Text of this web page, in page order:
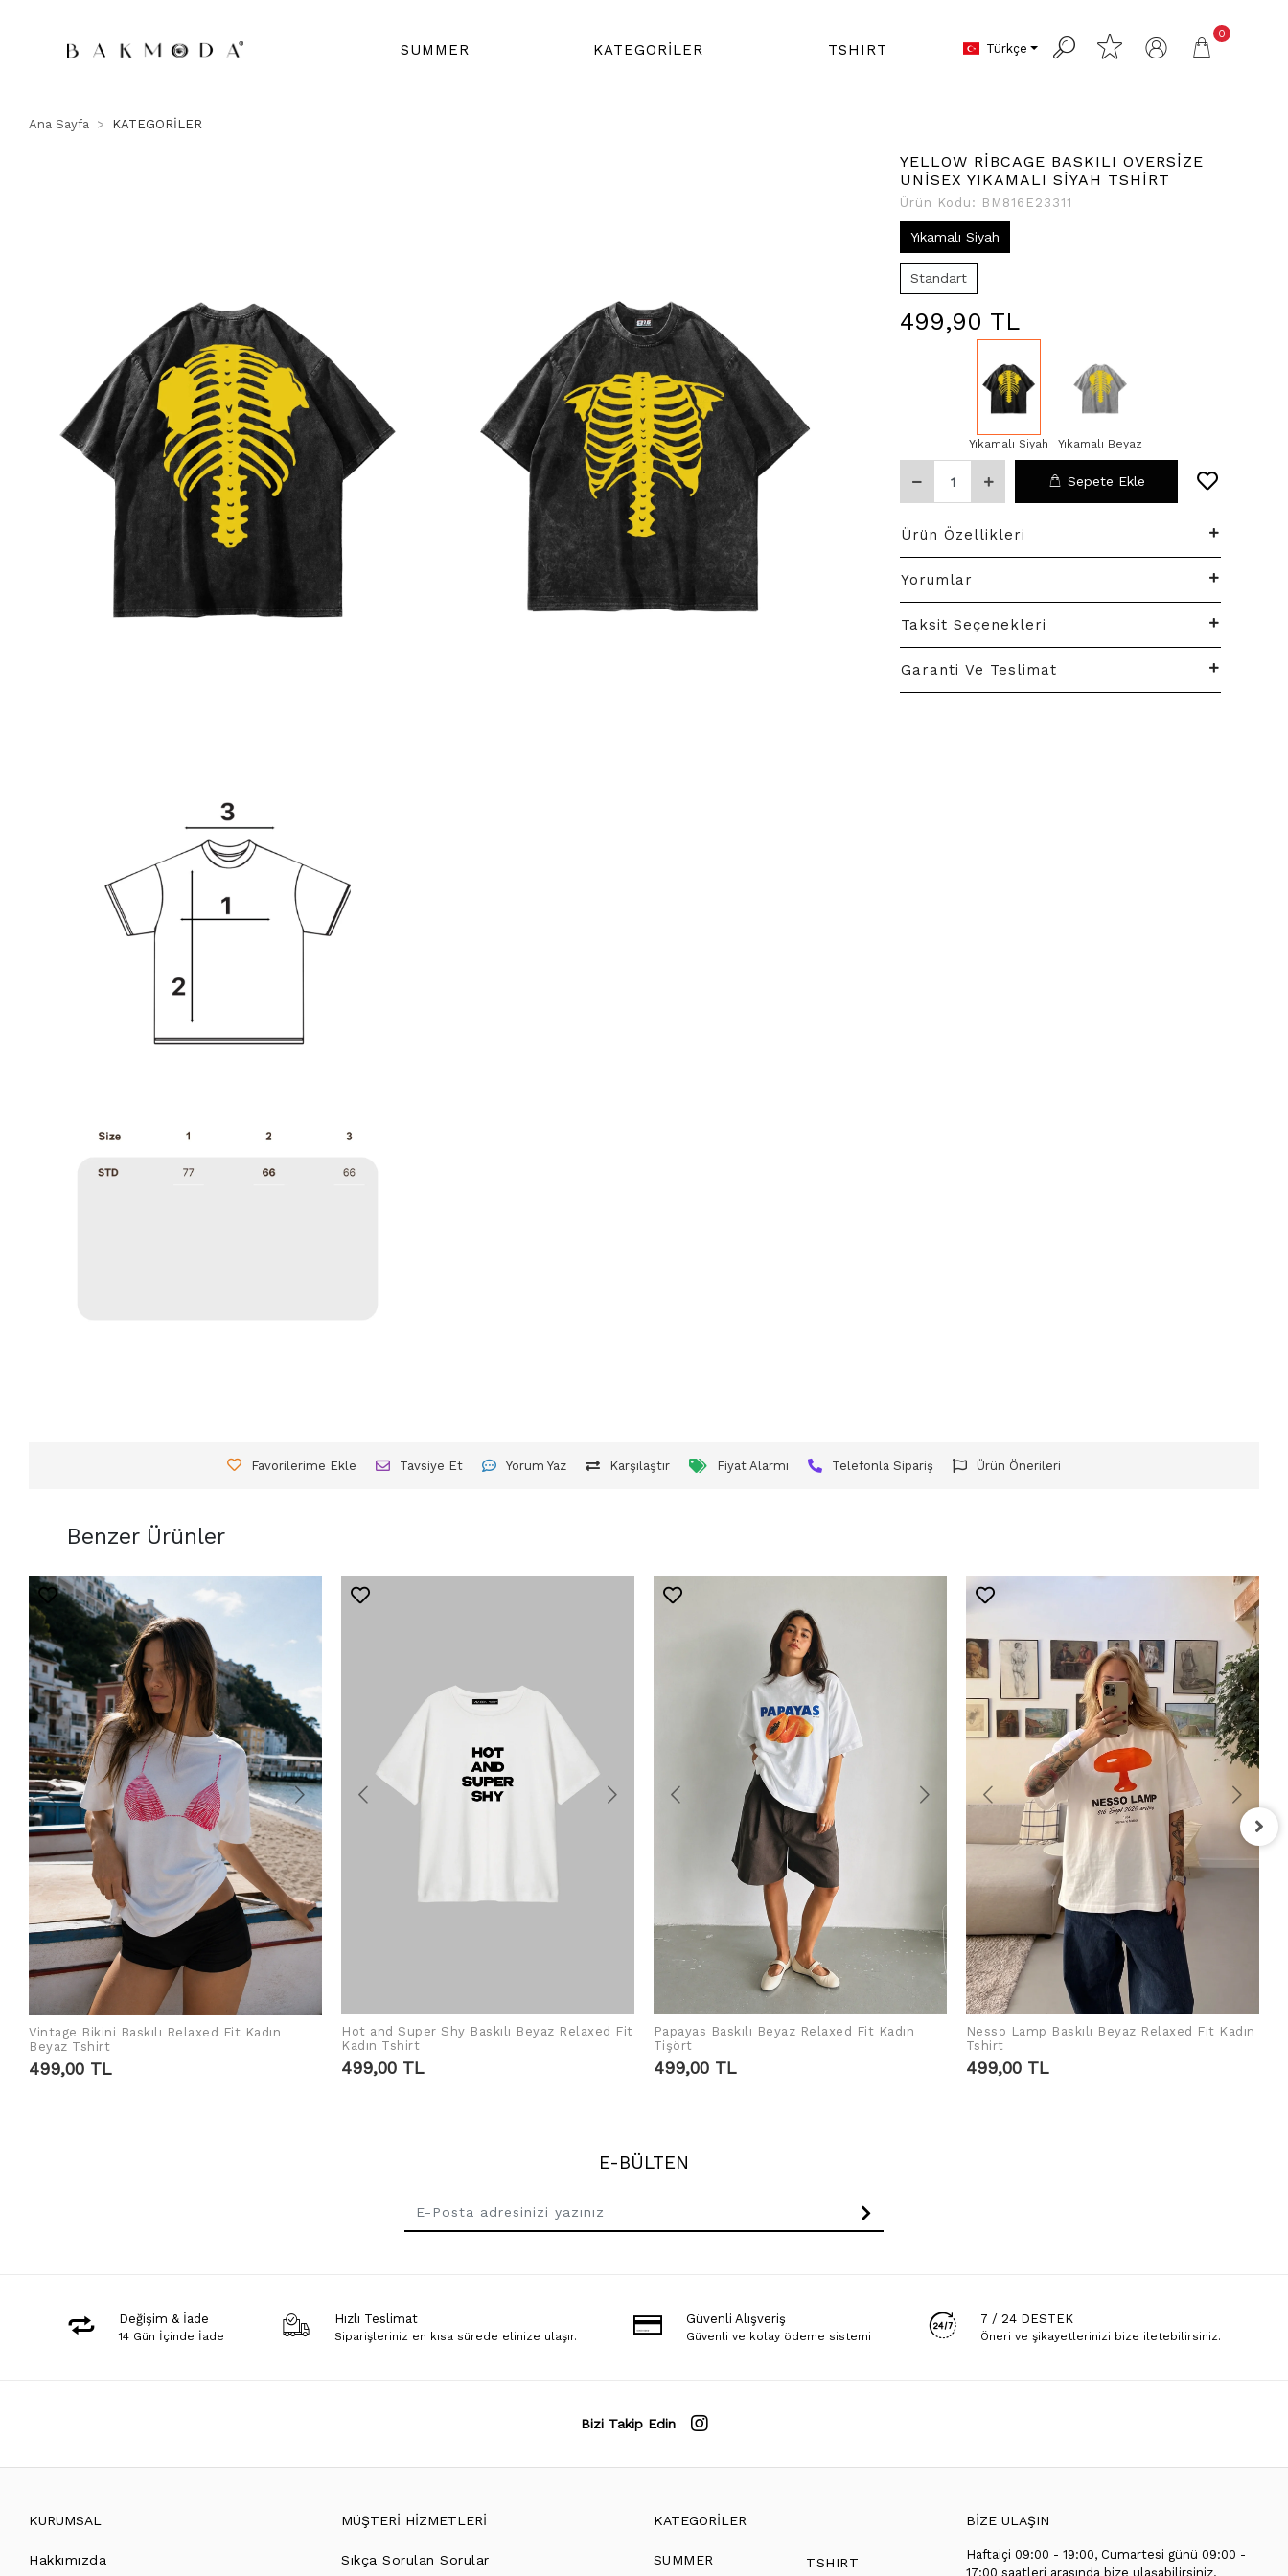
SUMMER KATEGORİLER TSHIRT Türkçe
0
Ana Sayfa KATEGORİLER
YELLOW RİBCAGE BASKILI OVERSİZE
UNİSEX YIKAMALI SİYAH TSHİRT
Ürün Kodu: BM816E23311
Yıkamalı Siyah
Standart
499,90 TL
Yıkamalı Siyah Yıkamalı Beyaz
Sepete Ekle
Ürün Özellikleri
Yorumlar
Taksit Seçenekleri
Garanti Ve Teslimat
Favorilerime Ekle Tavsiye Et Yorum Yaz Karşılaştır Fiyat Alarmı Telefonla Sipariş Ürün Önerileri
Benzer Ürünler
Vintage Bikini Baskılı Relaxed Fit Kadın
Beyaz Tshirt
499,00 TL
SEPETE EKLE
Hot and Super Shy Baskılı Beyaz Relaxed Fit
Kadın Tshirt
499,00 TL
SEPETE EKLE
Papayas Baskılı Beyaz Relaxed Fit Kadın
Tişört
499,00 TL
SEPETE EKLE
Nesso Lamp Baskılı Beyaz Relaxed Fit Kadın
Tshirt
499,00 TL
E-BÜLTEN
Değişim & İade
14 Gün İçinde İade
Hızlı Teslimat
Siparişleriniz en kısa sürede elinize ulaşır.
Güvenli Alışveriş
Güvenli ve kolay ödeme sistemi
7 / 24 DESTEK
Öneri ve şikayetlerinizi bize iletebilirsiniz.
Bizi Takip Edin
KURUMSAL
Hakkımızda
MÜŞTERİ HİZMETLERİ
Sıkça Sorulan Sorular
KATEGORİLER
SUMMER TSHIRT
BİZE ULAŞIN
Haftaiçi 09:00 - 19:00, Cumartesi günü 09:00 -
17:00 saatleri arasında bize ulaşabilirsiniz.